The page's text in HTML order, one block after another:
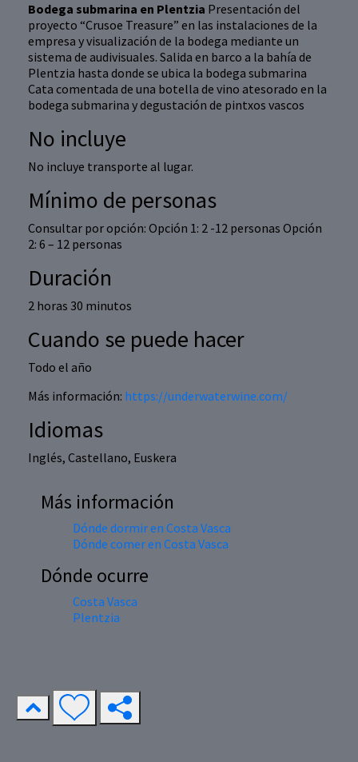
Bodega submarina en Plentzia Presentación del
proyecto “Crusoe Treasure” en las instalaciones de la
empresa y visualización de la bodega mediante un
sistema de audivisuales. Salida en barco a la bahía de
Plentzia hasta donde se ubica la bodega submarina
Cata comentada de una botella de vino atesorado en la
bodega submarina y degustación de pintxos vascos
No incluye
No incluye transporte al lugar.
Mínimo de personas
Consultar por opción: Opción 1: 2 -12 personas Opción
2: 6 – 12 personas
Duración
2 horas 30 minutos
Cuando se puede hacer
Todo el año
Más información: https://underwaterwine.com/
Idiomas
Inglés, Castellano, Euskera
Más información
Dónde dormir en Costa Vasca
Dónde comer en Costa Vasca
Dónde ocurre
Costa Vasca
Plentzia